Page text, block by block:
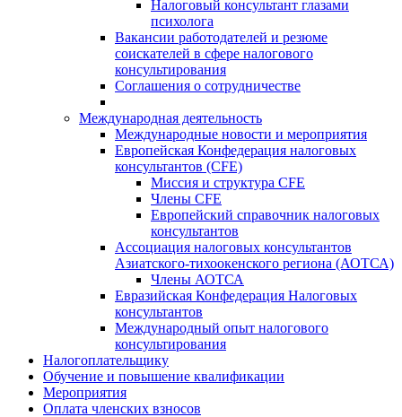
Налоговый консультант глазами
психолога
Вакансии работодателей и резюме
соискателей в сфере налогового
консультирования
Соглашения о сотрудничестве
Международная деятельность
Международные новости и мероприятия
Европейская Конфедерация налоговых
консультантов (CFE)
Миссия и структура CFE
Члены CFE
Европейский справочник налоговых
консультантов
Ассоциация налоговых консультантов
Азиатского-тихоокенского региона (АОТСА)
Члены АОТСА
Евразийская Конфедерация Налоговых
консультантов
Международный опыт налогового
консультирования
Налогоплательщику
Обучение и повышение квалификации
Мероприятия
Оплата членских взносов